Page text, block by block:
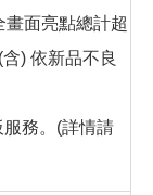
畫面亮點總計超
) 依新品不良
務。(詳情請